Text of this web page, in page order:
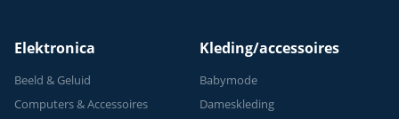
Elektronica
Beeld & Geluid
Computers & Accessoires
Kleding/accessoires
Babymode
Dameskleding